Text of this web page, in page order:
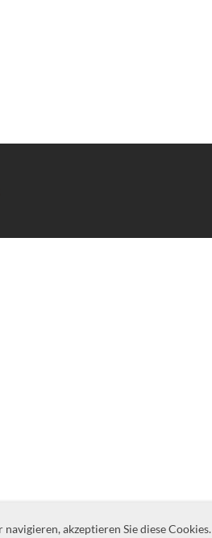
akzeptieren Sie diese Cookies.